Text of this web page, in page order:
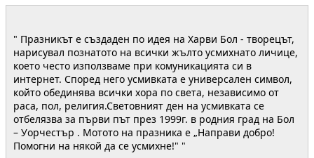
" Празникът е създаден по идея на Харви Бол - творецът,
нарисувал познатото на всички жълто усмихнато личице,
което често използваме при комуникацията си в
интернет. Според него усмивката е универсален символ,
който обединява всички хора по света, независимо от
раса, пол, религия.Световният ден на усмивката се
отбелязва за първи път през 1999г. в родния град на Бол
– Уорчестър . Мотото на празника е „Направи добро!
Помогни на някой да се усмихне!" "